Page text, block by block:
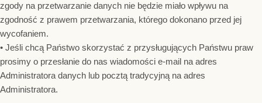
zgody na przetwarzanie danych nie będzie miało wpływu na
zgodność z prawem przetwarzania, którego dokonano przed jej
wycofaniem.
• Jeśli chcą Państwo skorzystać z przysługujących Państwu praw
prosimy o przesłanie do nas wiadomości e-mail na adres
Administratora danych lub pocztą tradycyjną na adres
Administratora.